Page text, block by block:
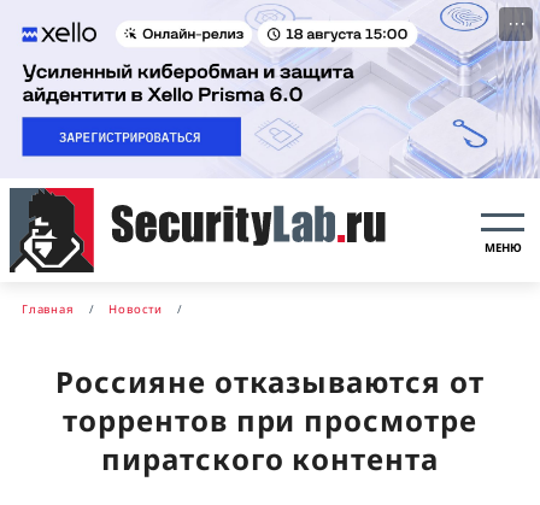
···
МЕНЮ
Главная Новости
Россияне отказываются от
торрентов при просмотре
пиратского контента